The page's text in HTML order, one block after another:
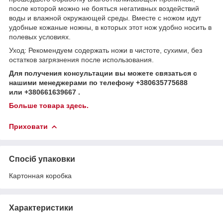
после которой можно не бояться негативных воздействий
воды и влажной окружающей среды. Вместе с ножом идут
удобные кожаные ножны, в которых этот нож удобно носить в
полевых условиях.
Уход: Рекомендуем содержать ножи в чистоте, сухими, без
остатков загрязнения после использования.
Для получения консультации вы можете связаться с
нашими менеджерами по телефону +380635775688
или +380661639667 .
Больше товара здесь.
Приховати
Спосіб упаковки
Картонная коробка
Характеристики